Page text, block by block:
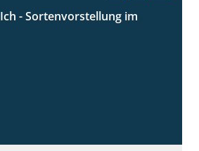
11:24
- Sortenvorstellung im